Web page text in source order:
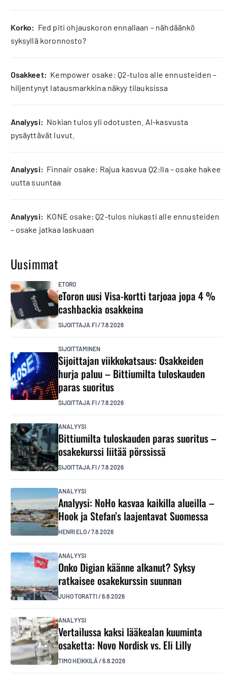
korko: Fed piti ohjauskoron ennallaan – nähdäänkö
syksyllä koronnosto?
osakkeet: Kempower osake: Q2-tulos alle ennusteiden –
hiljentynyt latausmarkkina näkyy tilauksissa
analyysi: Nokian tulos yli odotusten. AI-kasvusta
pysäyttävät luvut.
analyysi: Finnair osake: Rajua kasvua Q2:lla – osake hakee
uutta suuntaa
analyysi: KONE osake: Q2-tulos niukasti alle ennusteiden
– osake jatkaa laskuaan
Uusimmat
ETORO
eToron uusi Visa-kortti tarjoaa jopa 4 %
cashbackia osakkeina
SIJOITTAJA.FI/7.8.2026
SIJOITTAMINEN
Sijoittajan viikkokatsaus: Osakkeiden
hurja paluu – Bittiumilta tuloskauden
paras suoritus
SIJOITTAJA.FI/7.8.2026
ANALYYSI
Bittiumilta tuloskauden paras suoritus –
osakekurssi liitää pörssissä
SIJOITTAJA.FI/7.8.2026
ANALYYSI
Analyysi: NoHo kasvaa kaikilla alueilla –
Hook ja Stefan’s laajentavat Suomessa
HENRI ELO/7.8.2026
ANALYYSI
Onko Digian käänne alkanut? Syksy
ratkaisee osakekurssin suunnan
JUHO TORATTI/6.8.2026
ANALYYSI
Vertailussa kaksi lääkealan kuuminta
osaketta: Novo Nordisk vs. Eli Lilly
TIMO HEIKKILÄ /6.8.2026